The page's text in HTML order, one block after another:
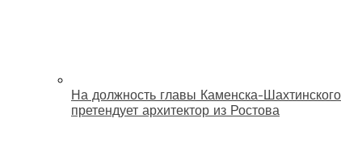
На должность главы Каменска-Шахтинского
претендует архитектор из Ростова